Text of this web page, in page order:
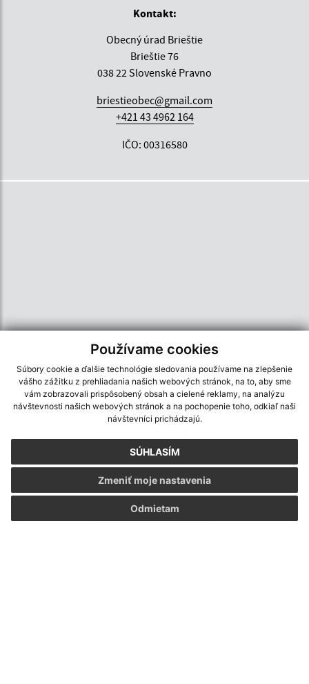
Používame cookies
Súbory cookie a ďalšie technológie sledovania používame na zlepšenie
vášho zážitku z prehliadania našich webových stránok, na to, aby sme
vám zobrazovali prispôsobený obsah a cielené reklamy, na analýzu
návštevnosti našich webových stránok a na pochopenie toho, odkiaľ naši
návštevníci prichádzajú.
SÚHLASÍM
Odmietam
Zmeniť moje nastavenia
Kontakt:
Obecný úrad Brieštie
Brieštie 76
038 22 Slovenské Pravno
briestieobec@gmail.com
+421 43 4962 164
IČO: 00316580
Informácie o stránke:
Autorské práva
Ochrana osobných údajov
Navigácia:
Vytlačiť aktuálnu stránku